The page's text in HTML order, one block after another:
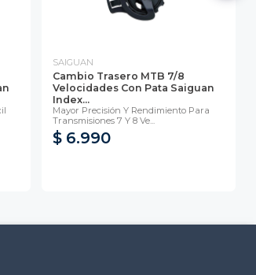
SAIGUAN
Cambio Trasero MTB 7/8
Velocidades Con Pata Saiguan
Index...
Mayor Precisión Y Rendimiento Para
Transmisiones 7 Y 8 Ve...
$ 6.990